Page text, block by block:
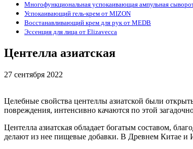
Многофункциональная успокаивающая ампульная
Успокаивающий гель-крем от MIZON
Восстанавливающий крем для рук от MEDB
Эссенция для лица от Elizavecca
Центелла азиатская
27 сентября 2022
Целебные свойства центеллы азиатской были
повреждения, интенсивно качаются по этой
Центелла азиатская обладает богатым составом,
делают из нее пищевые добавки. В Древнем Китае и